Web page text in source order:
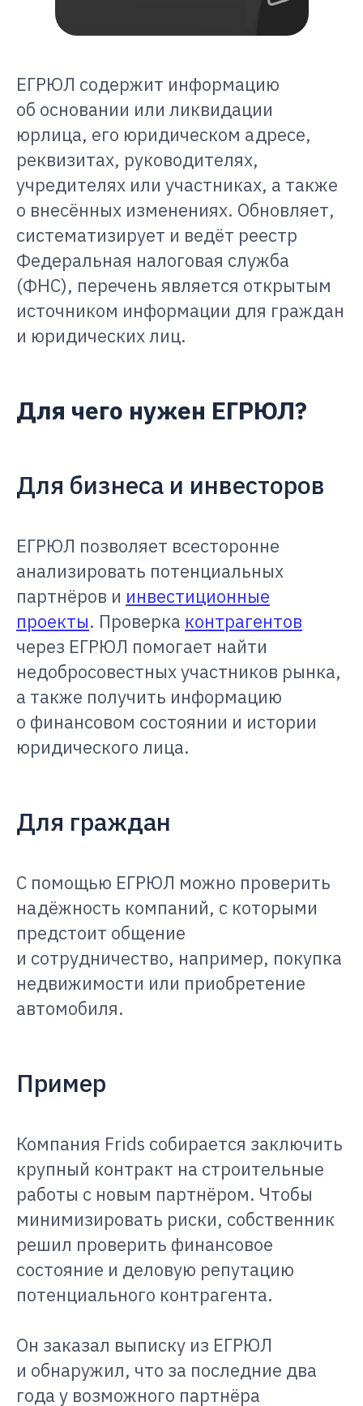
ЕГРЮЛ содержит информацию
об основании или ликвидации
юрлица, его юридическом адресе,
реквизитах, руководителях,
учредителях или участниках, а также
о внесённых изменениях. Обновляет,
систематизирует и ведёт реестр
Федеральная налоговая служба
(ФНС), перечень является открытым
источником информации для граждан
и юридических лиц.
Для чего нужен ЕГРЮЛ?
Для бизнеса и инвесторов
ЕГРЮЛ позволяет всесторонне
анализировать потенциальных
партнёров и инвестиционные
проекты. Проверка контрагентов
через ЕГРЮЛ помогает найти
недобросовестных участников рынка,
а также получить информацию
о финансовом состоянии и истории
юридического лица.
Для граждан
С помощью ЕГРЮЛ можно проверить
надёжность компаний, с которыми
предстоит общение
и сотрудничество, например, покупка
недвижимости или приобретение
автомобиля.
Пример
Компания Frids собирается заключить
крупный контракт на строительные
работы с новым партнёром. Чтобы
минимизировать риски, собственник
решил проверить финансовое
состояние и деловую репутацию
потенциального контрагента.
Он заказал выписку из ЕГРЮЛ
и обнаружил, что за последние два
года у возможного партнёра